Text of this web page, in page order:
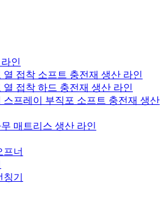
인
열 접착 소프트 충전재 생산 라인
열 접착 하드 충전재 생산 라인
스프레이 부직포 소프트 충전재 생산
매트리스 생산 라인
프너
기